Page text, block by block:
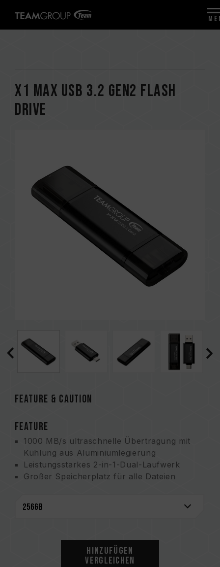
X1 MAX USB 3.2 Gen2 FLASH
DRIVE
FEATURE & CAUTION
FEATURE
1000 MB/s ultraschnelle Übertragung mit
Kühlung aus Aluminiumlegierung
Leistungsstarkes 2-in-1-Dual-Laufwerk
Großer Speicherplatz für alle Dateien
Bequemer kabelloser Einsatz
Hinzufügen
Vergleichen